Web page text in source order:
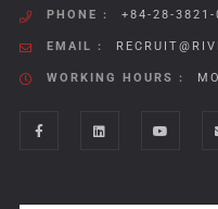
PHONE : +84-28-3821-
EMAIL :
WORKING HOURS :